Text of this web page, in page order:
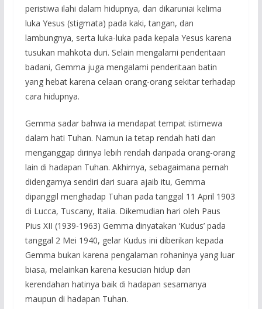
peristiwa ilahi dalam hidupnya, dan dikaruniai kelima
luka Yesus (stigmata) pada kaki, tangan, dan
lambungnya, serta luka-luka pada kepala Yesus karena
tusukan mahkota duri. Selain mengalami penderitaan
badani, Gemma juga mengalami penderitaan batin
yang hebat karena celaan orang-orang sekitar terhadap
cara hidupnya.
Gemma sadar bahwa ia mendapat tempat istimewa
dalam hati Tuhan. Namun ia tetap rendah hati dan
menganggap dirinya lebih rendah daripada orang-orang
lain di hadapan Tuhan. Akhirnya, sebagaimana pernah
didengarnya sendiri dari suara ajaib itu, Gemma
dipanggil menghadap Tuhan pada tanggal 11 April 1903
di Lucca, Tuscany, Italia. Dikemudian hari oleh Paus
Pius XII (1939-1963) Gemma dinyatakan ‘Kudus’ pada
tanggal 2 Mei 1940, gelar Kudus ini diberikan kepada
Gemma bukan karena pengalaman rohaninya yang luar
biasa, melainkan karena kesucian hidup dan
kerendahan hatinya baik di hadapan sesamanya
maupun di hadapan Tuhan.